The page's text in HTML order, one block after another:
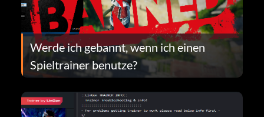
Werde ich gebannt, wenn ich einen
Spieltrainer benutze?